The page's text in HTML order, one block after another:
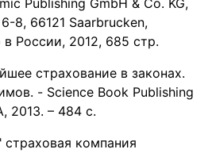
8, 66121 Saarbrucken,
в России, 2012, 685 стр.
страхование в законах.
- Science Book Publishing
2013. – 484 с.
компания